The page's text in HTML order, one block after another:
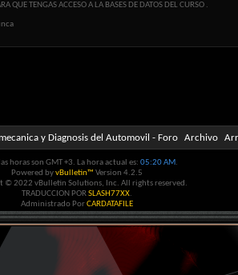
QUE TENGAS ACCESO A LA BASES DE DATOS DEL CURSO .
y Diagnosis del Automovil - Foro Archivo
horas son GMT +3. La hora actual es: 05:20 AM.
Powered byvBulletin™ Version 4.2.5
© 2022 vBulletin Solutions, Inc. All rights reserved.
TRADUCCION PORSLASH77XX.
Administrado PorCARDATAFILE